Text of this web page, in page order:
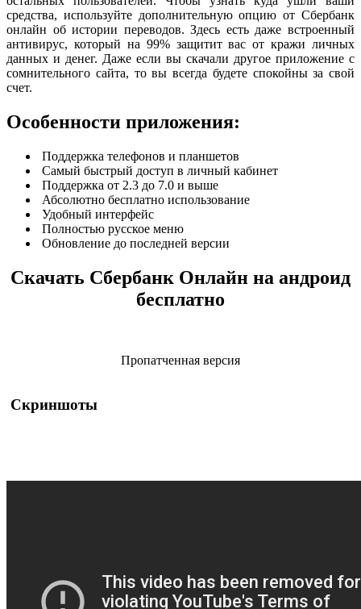
средства, используйте дополнительную опцию от Сбербанк
онлайн об истории переводов. Здесь есть даже встроенный
антивирус, который на 99% защитит вас от кражи личных
данных и денег. Даже если вы скачали другое приложение с
сомнительного сайта, то вы всегда будете спокойны за свой
счет.
Особенности приложения:
Поддержка телефонов и планшетов
Самый быстрый доступ в личный кабинет
Поддержка от 2.3 до 7.0 и выше
Абсолютно бесплатно использование
Удобный интерфейс
Полностью русское меню
Обновление до последней версии
Скачать Сбербанк Онлайн на андроид
бесплатно
Пропатченная версия
Скриншоты